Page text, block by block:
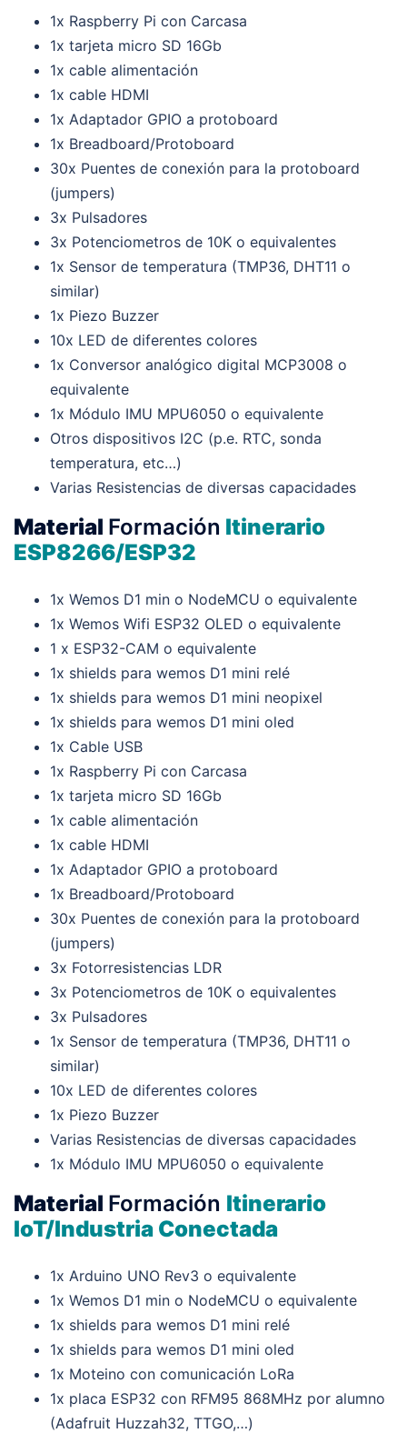
1x Raspberry Pi con Carcasa
1x tarjeta micro SD 16Gb
1x cable alimentación
1x cable HDMI
1x Adaptador GPIO a protoboard
1x Breadboard/Protoboard
30x Puentes de conexión para la protoboard
(jumpers)
3x Pulsadores
3x Potenciometros de 10K o equivalentes
1x Sensor de temperatura (TMP36, DHT11 o
similar)
1x Piezo Buzzer
10x LED de diferentes colores
1x Conversor analógico digital MCP3008 o
equivalente
1x Módulo IMU MPU6050 o equivalente
Otros dispositivos I2C (p.e. RTC, sonda
temperatura, etc…)
Varias Resistencias de diversas capacidades
Material Formación Itinerario
ESP8266/ESP32
1x Wemos D1 min o NodeMCU o equivalente
1x Wemos Wifi ESP32 OLED o equivalente
1 x ESP32-CAM o equivalente
1x shields para wemos D1 mini relé
1x shields para wemos D1 mini neopixel
1x shields para wemos D1 mini oled
1x Cable USB
1x Raspberry Pi con Carcasa
1x tarjeta micro SD 16Gb
1x cable alimentación
1x cable HDMI
1x Adaptador GPIO a protoboard
1x Breadboard/Protoboard
30x Puentes de conexión para la protoboard
(jumpers)
3x Fotorresistencias LDR
3x Potenciometros de 10K o equivalentes
3x Pulsadores
1x Sensor de temperatura (TMP36, DHT11 o
similar)
10x LED de diferentes colores
1x Piezo Buzzer
Varias Resistencias de diversas capacidades
1x Módulo IMU MPU6050 o equivalente
Material Formación Itinerario
IoT/Industria Conectada
1x Arduino UNO Rev3 o equivalente
1x Wemos D1 min o NodeMCU o equivalente
1x shields para wemos D1 mini relé
1x shields para wemos D1 mini oled
1x Moteino con comunicación LoRa
1x placa ESP32 con RFM95 868MHz por alumno
(Adafruit Huzzah32, TTGO,…)